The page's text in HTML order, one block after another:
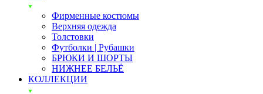
Фирменные костюмы
Верхняя одежда
Толстовки
Футболки | Рубашки
БРЮКИ И ШОРТЫ
НИЖНЕЕ БЕЛЬЁ
КОЛЛЕКЦИИ